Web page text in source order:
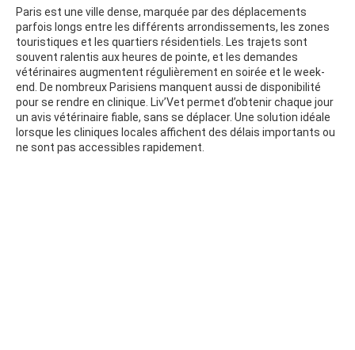
Paris est une ville dense, marquée par des déplacements
parfois longs entre les différents arrondissements, les zones
touristiques et les quartiers résidentiels. Les trajets sont
souvent ralentis aux heures de pointe, et les demandes
vétérinaires augmentent régulièrement en soirée et le week-
end. De nombreux Parisiens manquent aussi de disponibilité
pour se rendre en clinique. Liv’Vet permet d’obtenir chaque jour
un avis vétérinaire fiable, sans se déplacer. Une solution idéale
lorsque les cliniques locales affichent des délais importants ou
ne sont pas accessibles rapidement.